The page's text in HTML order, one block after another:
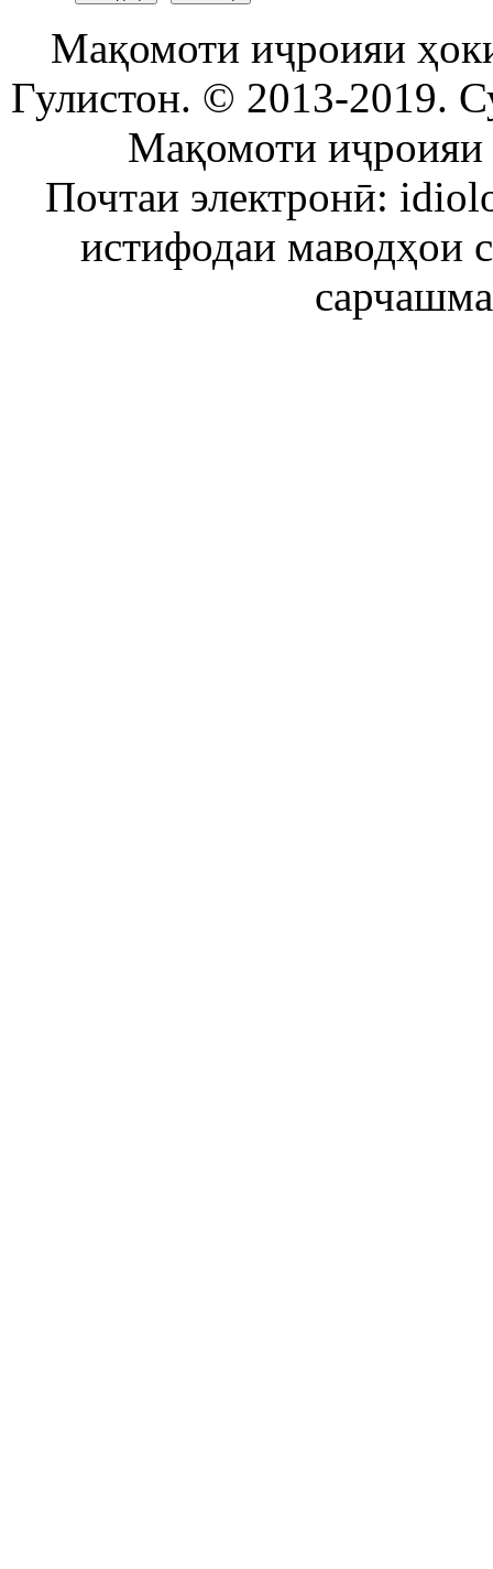
Мақомоти иҷроияи
Гулистон. © 2013-2019.
Мақомоти иҷроияи
Почтаи электронӣ:
истифодаи маводҳои